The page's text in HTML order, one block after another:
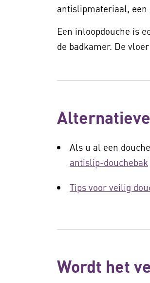
antislipmateriaal,
Een inloopdouche is
de badkamer. De
Als u al een
antislip-douchebak
Tips voor veilig
Wordt het